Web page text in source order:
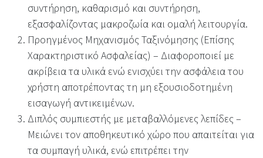
συντήρηση, καθαρισμό και συντήρηση,
εξασφαλίζοντας μακροζωία και ομαλή λειτουργία.
Προηγμένος Μηχανισμός Ταξινόμησης (Επίσης
Χαρακτηριστικό Ασφαλείας) – Διαφοροποιεί με
ακρίβεια τα υλικά ενώ ενισχύει την ασφάλεια του
χρήστη αποτρέποντας τη μη εξουσιοδοτημένη
εισαγωγή αντικειμένων.
Διπλός συμπιεστής με μεταβαλλόμενες λεπίδες –
Μειώνει τον αποθηκευτικό χώρο που απαιτείται για
τα συμπαγή υλικά, ενώ επιτρέπει την